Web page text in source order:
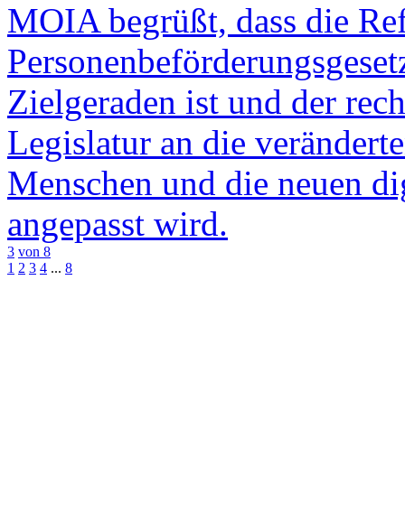
MOIA begrüßt, dass die
Zielgeraden ist und der
Legislatur an die
Menschen und die neuen
angepasst wird.
3 von 8
1 2 3 4 ... 8